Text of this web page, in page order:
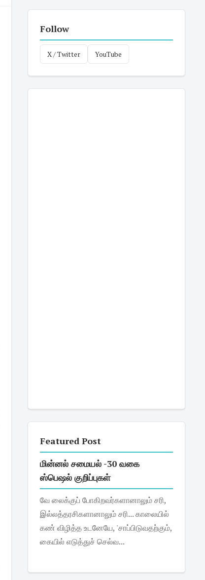
Follow
X / Twitter YouTube
Featured Post
மின்னல் சமையல் -30 வகை
ஸ்பெஷல் குறிப்புகள்
வே லைக்குப் போகிறவர்களானாலும் சரி,
இல்லத்தரசிகளானாலும் சரி... காலையில்
கண் விழித்த உடனேயே, 'சாப்பிடுவதற்கும்,
கையில் எடுத்துச் செல்வ...